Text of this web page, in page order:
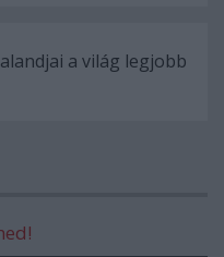
a világ legjobb